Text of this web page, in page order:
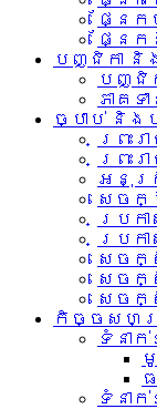
ផ្នែក
ផ្នែ
បញ្ជិកា និ
បញ្ជិក
ភាគទា
ច្បាប់ និង
ព្រះ
ព្រះ
អនុក្
សេច
ប្រក
ប្រកា
សេច
សេចក្
សេច
កិច្ចសហប្
ទំនាក់
ទំនា